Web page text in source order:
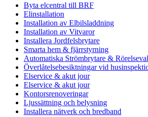
Byta elcentral till BRF
Elinstallation
Installation av Elbilsladdning
Installation av Vitvaror
Installera Jordfelsbrytare
Smarta hem & fjärrstyrning
Automatiska Strömbrytare &
Överlåtelsebesiktningar vid
Elservice & akut jour
Elservice & akut jour
Kontorsrenoveringar
Ljussättning och belysning
Installera nätverk och bredband